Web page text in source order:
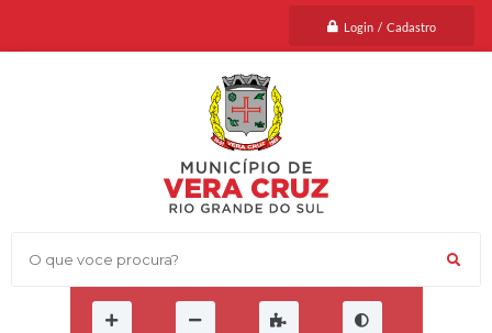
Login / Cadastro
O que voce procura?